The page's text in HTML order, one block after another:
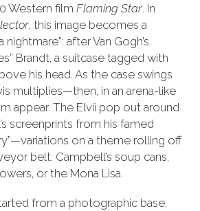
Western film Flaming Star. In
, this image becomes a
nightmare”: after Van Gogh’s
Brandt, a suitcase tagged with
his head. As the case swings
multiplies—then, in an arena-like
appear. The Elvii pop out around
screenprints from his famed
on a theme rolling off
belt: Campbell’s soup cans,
or the Mona Lisa.
from a photographic base,